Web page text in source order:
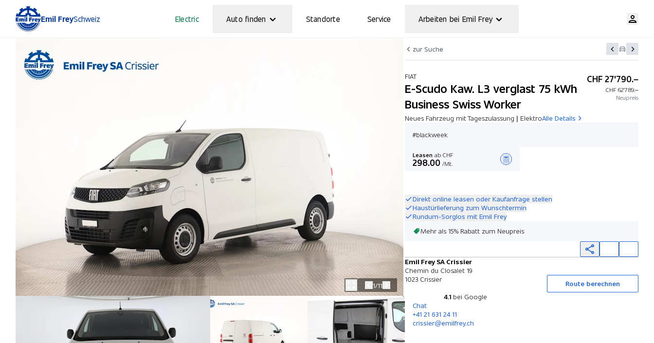
Emil FreySchweiz Electric Auto finden Standorte Service Arbeiten bei Emil Frey
zur Suche
FIAT
E-Scudo Kaw. L3 verglast 75 kWh
Business Swiss Worker
Neues Fahrzeug mit Tageszulassung | ElektroAlle Details
CHF 27'790.–
CHF 62'789.–
Neupreis
#blackweek
Leasen ab CHF
298.00 /Mt.
Direkt online leasen oder Kaufanfrage stellen
Haustürlieferung zum Wunschtermin
Rundum-Sorglos mit Emil Frey
Mehr als 15% Rabatt zum Neupreis
Emil Frey SA Crissier
Chemin du Closalet 19
1023 Crissier
Route berechnen
4.1 bei Google
Chat
+41 21 631 24 11
crissier@emilfrey.ch
1/11